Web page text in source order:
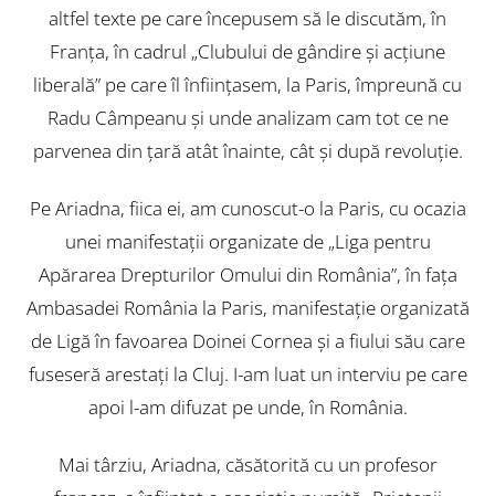
altfel texte pe care începusem să le discutăm, în
Franţa, în cadrul „Clubului de gândire şi acţiune
liberală” pe care îl înfiinţasem, la Paris, împreună cu
Radu Câmpeanu şi unde analizam cam tot ce ne
parvenea din ţară atât înainte, cât şi după revoluţie.
Pe Ariadna, fiica ei, am cunoscut-o la Paris, cu ocazia
unei manifestaţii organizate de „Liga pentru
Apărarea Drepturilor Omului din România”, în faţa
Ambasadei România la Paris, manifestaţie organizată
de Ligă în favoarea Doinei Cornea şi a fiului său care
fuseseră arestaţi la Cluj. I-am luat un interviu pe care
apoi l-am difuzat pe unde, în România.
Mai târziu, Ariadna, căsătorită cu un profesor